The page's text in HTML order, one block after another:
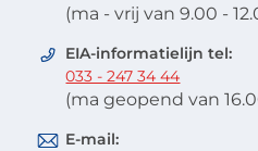
(ma - vrij van 9.00 -
EIA-informatielijn tel:
033 - 247 34 44
(ma geopend van
E-mail: